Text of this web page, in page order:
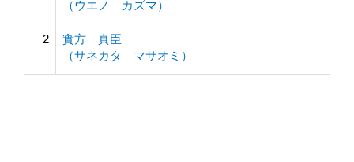
（ウエノ カズマ）
2
實方 真臣
（サネカタ マサオミ）